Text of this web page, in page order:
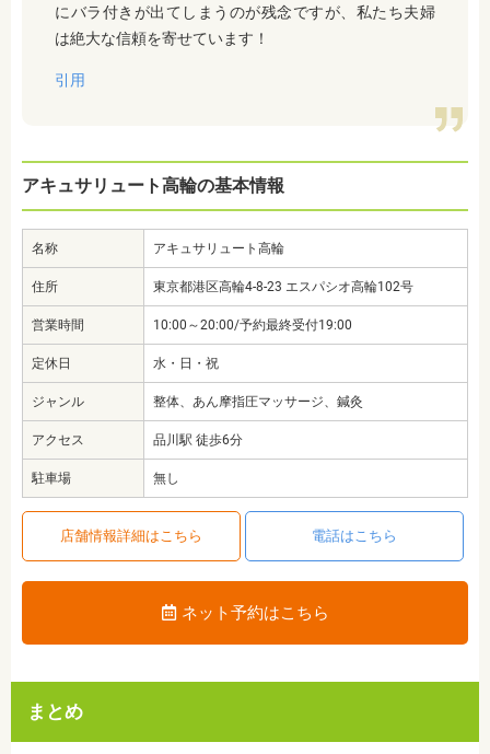
にバラ付きが出てしまうのが残念ですが、私たち夫婦
は絶大な信頼を寄せています！
引用
アキュサリュート高輪の基本情報
名称 アキュサリュート高輪
住所 東京都港区高輪4-8-23 エスパシオ高輪102号
営業時間 10:00～20:00/予約最終受付19:00
定休日 水・日・祝
ジャンル 整体、あん摩指圧マッサージ、鍼灸
アクセス 品川駅 徒歩6分
駐車場 無し
店舗情報詳細はこちら 電話はこちら
ネット予約はこちら
まとめ